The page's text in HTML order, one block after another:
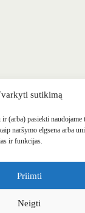
sutikimą
(arba) pasiekti
naršymo elgsena arba
ir funkcijas.
Priimti
Neigti